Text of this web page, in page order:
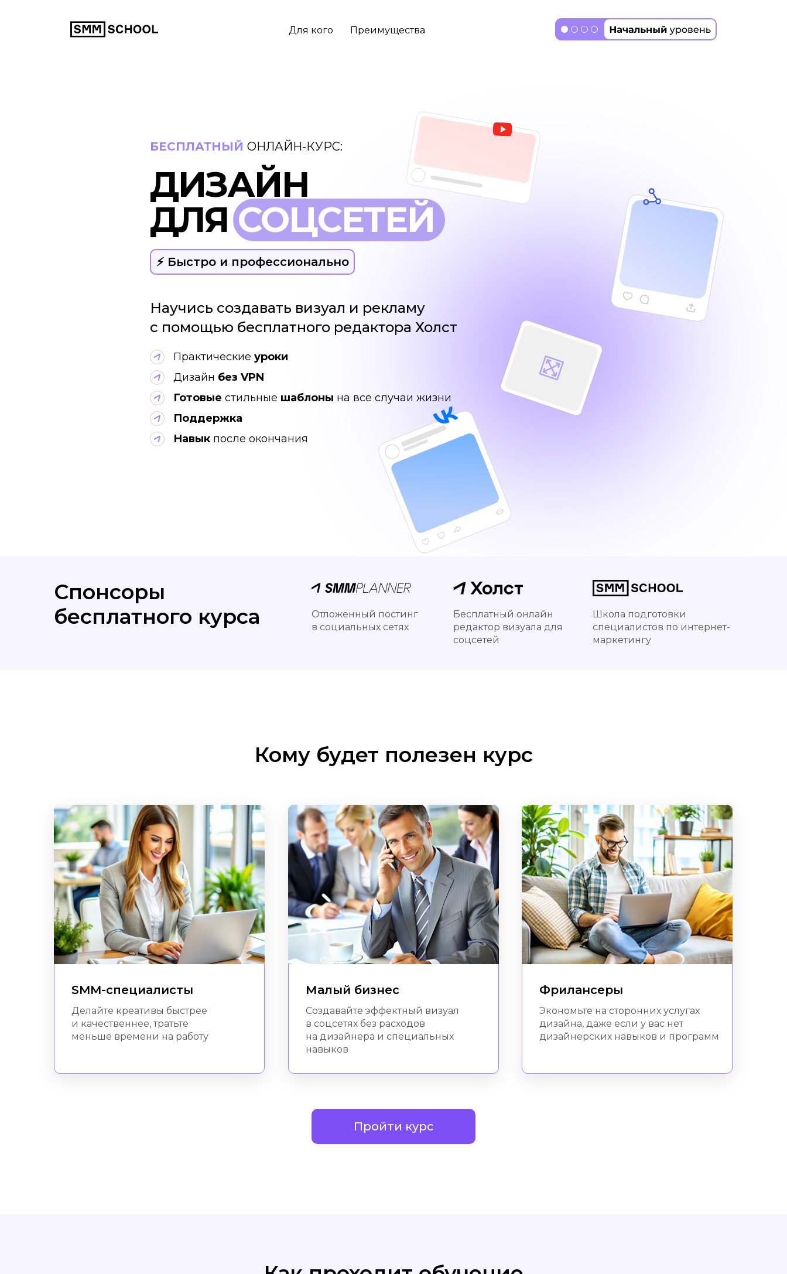
Для кого Преимущества
ДИЗАЙН
ДЛЯСОЦСЕТЕЙ
⚡️ Быстро и профессионально
Научись создавать визуал и рекламу
с помощью бесплатного редактора Холст
Практические уроки
Дизайн без VPN
Готовые стильные шаблоны на все случаи жизни
Поддержка
Навык после окончания
БЕСПЛАТНЫЙ ОНЛАЙН-КУРС:
Спонсоры
бесплатного курса
Школа подготовки
специалистов по интернет-
маркетингу
Отложенный постинг
в социальных сетях
Бесплатный онлайн
редактор визуала для
соцсетей
Кому будет полезен курс
Фрилансеры
Экономьте на сторонних услугах
дизайна, даже если у вас нет
дизайнерских навыков и программ
SMM-специалисты
Делайте креативы быстрее
и качественнее, тратьте
меньше времени на работу
Малый бизнес
Создавайте эффектный визуал
в соцсетях без расходов
на дизайнера и специальных
навыков
Пройти курс